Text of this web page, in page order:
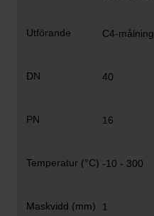
C4-målning
40
16
-10 - 300
1